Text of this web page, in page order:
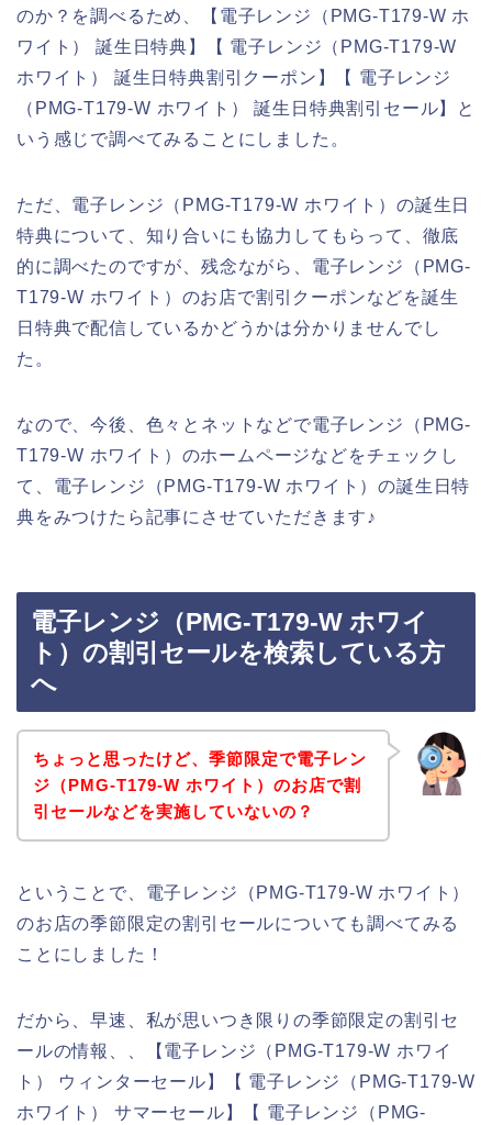
のか？を調べるため、【電子レンジ（PMG-T179-W ホ
ワイト） 誕生日特典】【 電子レンジ（PMG-T179-W
ホワイト） 誕生日特典割引クーポン】【 電子レンジ
（PMG-T179-W ホワイト） 誕生日特典割引セール】と
いう感じで調べてみることにしました。
ただ、電子レンジ（PMG-T179-W ホワイト）の誕生日
特典について、知り合いにも協力してもらって、徹底
的に調べたのですが、残念ながら、電子レンジ（PMG-
T179-W ホワイト）のお店で割引クーポンなどを誕生
日特典で配信しているかどうかは分かりませんでし
た。
なので、今後、色々とネットなどで電子レンジ（PMG-
T179-W ホワイト）のホームページなどをチェックし
て、電子レンジ（PMG-T179-W ホワイト）の誕生日特
典をみつけたら記事にさせていただきます♪
電子レンジ（PMG-T179-W ホワイ
ト）の割引セールを検索している方
へ
ちょっと思ったけど、季節限定で電子レン
ジ（PMG-T179-W ホワイト）のお店で割
引セールなどを実施していないの？
ということで、電子レンジ（PMG-T179-W ホワイト）
のお店の季節限定の割引セールについても調べてみる
ことにしました！
だから、早速、私が思いつき限りの季節限定の割引セ
ールの情報、、【電子レンジ（PMG-T179-W ホワイ
ト） ウィンターセール】【 電子レンジ（PMG-T179-W
ホワイト） サマーセール】【 電子レンジ（PMG-